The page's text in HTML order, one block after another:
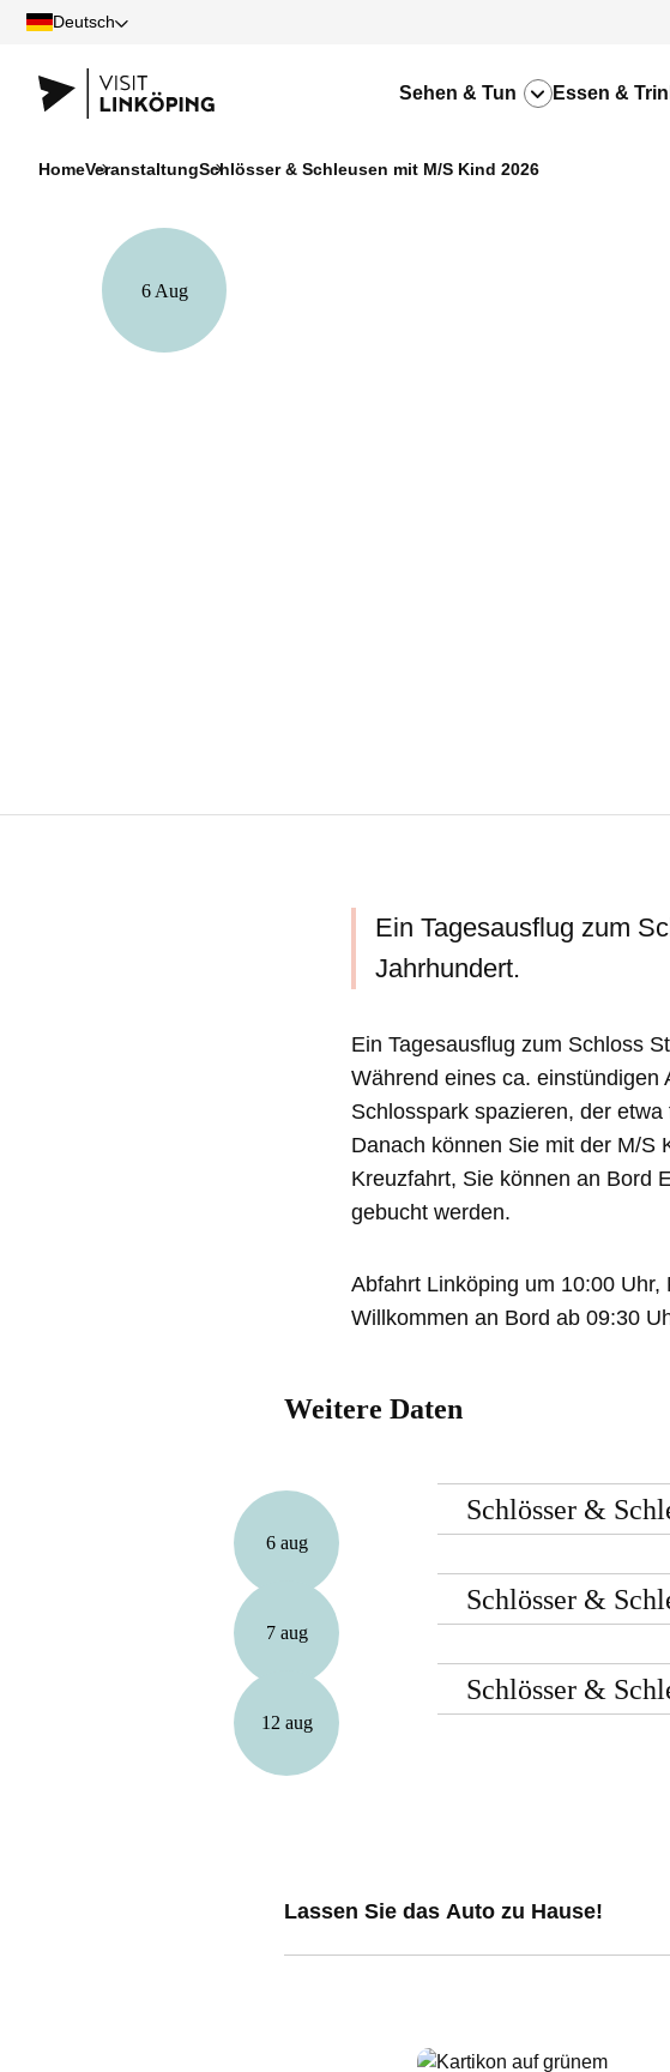
Deutsch
Sehen & Tun Essen &
HomeVeranstaltungSchlösser & Schleusen mit M/S Kind 2026
6 Aug
Ein Tagesausflug zum
Jahrhundert.
Ein Tagesausflug zum Schloss
Während eines ca. einstündigen
Schlosspark spazieren, der
Danach können Sie mit der M/S
Kreuzfahrt, Sie können an Bord
gebucht werden.
Abfahrt Linköping um 10:00 Uhr,
Willkommen an Bord ab 09:30
Weitere Daten
6 aug
Schlösser &
7 aug
Schlösser &
12 aug
Schlösser &
Lassen Sie das Auto zu Hause!